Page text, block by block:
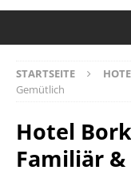
STARTSEITE
Gemütlich
Hotel
Familiär